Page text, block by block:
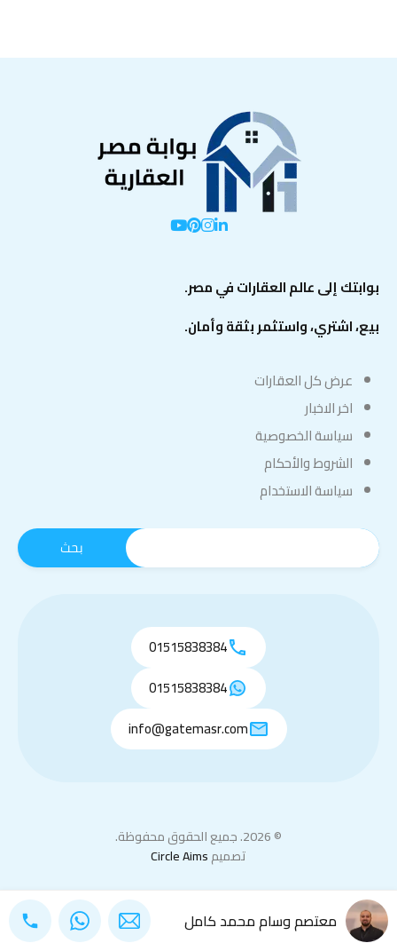
بوابتك إلى عالم العقارات في مصر.
بيع، اشتري، واستثمر بثقة وأمان.
عرض كل العقارات
اخر الاخبار
سياسة الخصوصية
الشروط والأحكام
سياسة الاستخدام
01515838384
01515838384
info@gatemasr.com
© 2026. جميع الحقوق محفوظة.
تصميمCircle Aims
معتصم وسام محمد كامل